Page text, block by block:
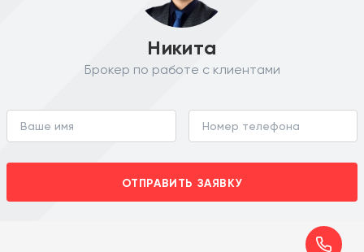
Никита
Брокер по работе с клиентами
ОТПРАВИТЬ ЗАЯВКУ